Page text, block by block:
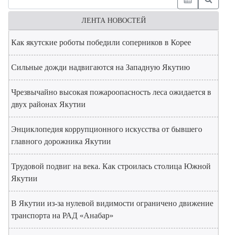
ЛЕНТА НОВОСТЕЙ
Как якутские роботы победили соперников в Корее
Сильные дожди надвигаются на Западную Якутию
Чрезвычайно высокая пожароопасность леса ожидается в
двух районах Якутии
Энциклопедия коррупционного искусства от бывшего
главного дорожника Якутии
Трудовой подвиг на века. Как строилась столица Южной
Якутии
В Якутии из-за нулевой видимости ограничено движение
транспорта на РАД «Анабар»